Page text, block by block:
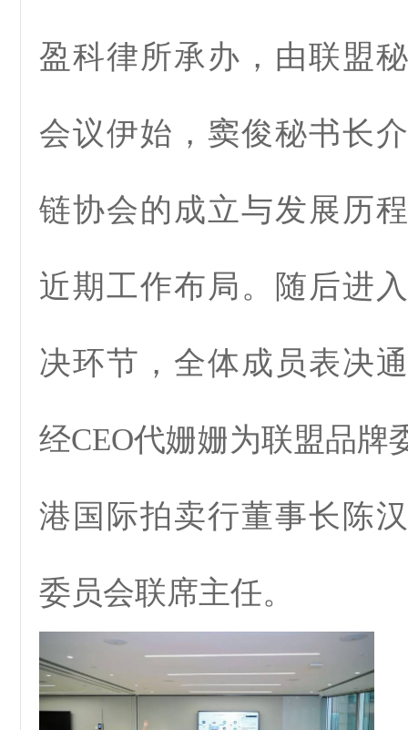
盈科律所承办，由联盟
会议伊始，窦俊秘书长
链协会的成立与发展历
近期工作布局。随后进
决环节，全体成员表决
经CEO代姗姗为联盟品牌
港国际拍卖行董事长陈
委员会联席主任。